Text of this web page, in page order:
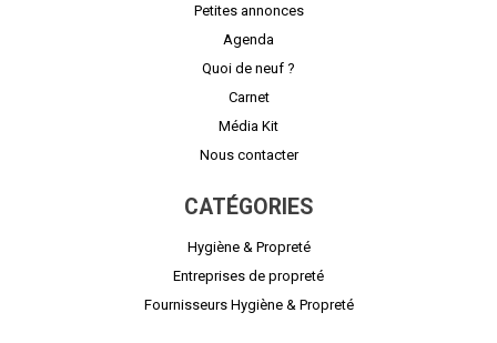
Petites annonces
Agenda
Quoi de neuf ?
Carnet
Média Kit
Nous contacter
CATÉGORIES
Hygiène & Propreté
Entreprises de propreté
Fournisseurs Hygiène & Propreté